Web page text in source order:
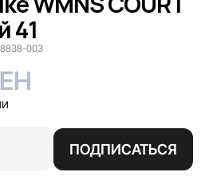
41
003
ПОДПИСАТЬСЯ